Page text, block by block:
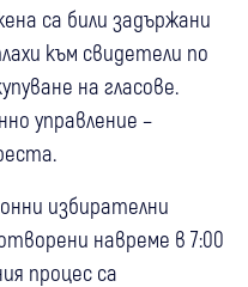
са били задържани
към свидетели по
на гласове.
управление –
избирателни
навреме в 7:00
процес са